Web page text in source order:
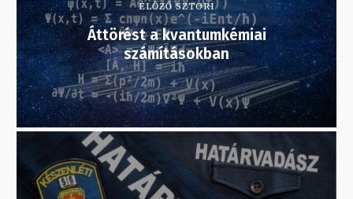
ELŐZŐ SZTORI
Áttörést a kvantumkémiai
számításokban